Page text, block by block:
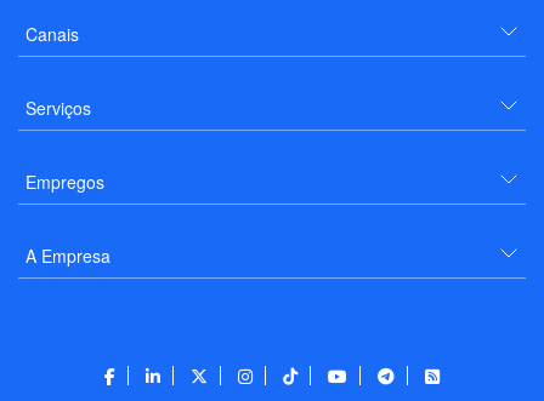
Canais
Serviços
Empregos
A Empresa